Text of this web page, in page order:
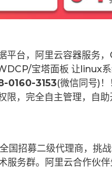
平台，阿里云容器服务
宝塔面板 让linux
0160-3153(微信同号)！
限，完全自主管理，自
国招募二级代理商，挑
服务群。阿里云合作伙